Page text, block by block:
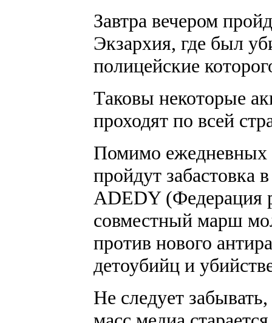
Завтра вечером
Экзархия, где был
полицейские
Таковы некоторые
проходят по всей
Помимо ежедневных
пройдут забастовка
ADEDY (Федерация
совместный марш
против нового
детоубийц и
Не следует